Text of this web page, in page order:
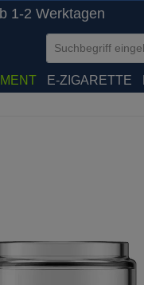
springen
1-2 Werktagen
E-ZIGARETTE